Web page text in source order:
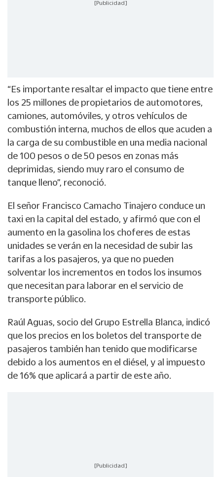
[Publicidad]
“Es importante resaltar el impacto que tiene entre
los 25 millones de propietarios de automotores,
camiones, automóviles, y otros vehículos de
combustión interna, muchos de ellos que acuden a
la carga de su combustible en una media nacional
de 100 pesos o de 50 pesos en zonas más
deprimidas, siendo muy raro el consumo de
tanque lleno”, reconoció.
El señor Francisco Camacho Tinajero conduce un
taxi en la capital del estado, y afirmó que con el
aumento en la gasolina los choferes de estas
unidades se verán en la necesidad de subir las
tarifas a los pasajeros, ya que no pueden
solventar los incrementos en todos los insumos
que necesitan para laborar en el servicio de
transporte público.
Raúl Aguas, socio del Grupo Estrella Blanca, indicó
que los precios en los boletos del transporte de
pasajeros también han tenido que modificarse
debido a los aumentos en el diésel, y al impuesto
de 16% que aplicará a partir de este año.
[Publicidad]